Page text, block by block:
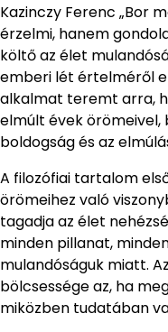
Kazinczy Ferenc „Bor
érzelmi, hanem
költő az élet
emberi lét értelméről
alkalmat teremt arra,
elmúlt évek örömeivel,
boldogság és az
A filozófiai tartalom
örömeihez való
tagadja az élet
minden pillanat,
mulandóságuk miatt.
bölcsessége az, ha
miközben tudatában